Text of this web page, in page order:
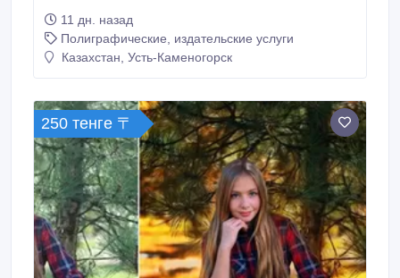
ещё через год - другая. И вот чадо выросло, пошло
в школу, закончило её, стало взрослым человеком...
А какая память осталась о детстве?... Да конечно же
дизайном, на которой Ваш (это касаемо родителей)
самый лучший в мире ребёнок в окружении своих
«односад- ников».
11 дн. назад
Полиграфические, издательские услуги
Казахстан, Усть-Каменогорск
250 тенге 〒